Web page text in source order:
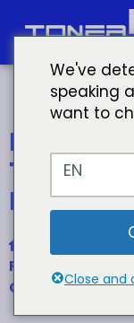
Toner
NPG-18
Para Canon
Cartucho
We've
speaking
want to
EN
Close and